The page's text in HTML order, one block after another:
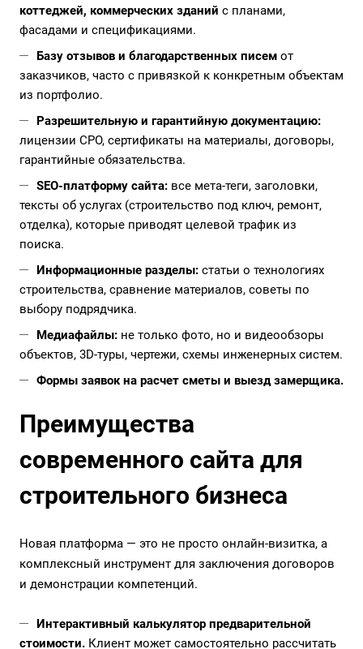
коттеджей, коммерческих зданий с планами,
фасадами и спецификациями.
Базу отзывов и благодарственных писем от
заказчиков, часто с привязкой к конкретным объектам
из портфолио.
Разрешительную и гарантийную документацию:
лицензии СРО, сертификаты на материалы, договоры,
гарантийные обязательства.
SEO-платформу сайта: все мета-теги, заголовки,
тексты об услугах (строительство под ключ, ремонт,
отделка), которые приводят целевой трафик из
поиска.
Информационные разделы: статьи о технологиях
строительства, сравнение материалов, советы по
выбору подрядчика.
Медиафайлы: не только фото, но и видеообзоры
объектов, 3D-туры, чертежи, схемы инженерных систем.
Формы заявок на расчет сметы и выезд замерщика.
Преимущества
современного сайта для
строительного бизнеса
Новая платформа — это не просто онлайн-визитка, а
комплексный инструмент для заключения договоров
и демонстрации компетенций.
Интерактивный калькулятор предварительной
стоимости. Клиент может самостоятельно рассчитать